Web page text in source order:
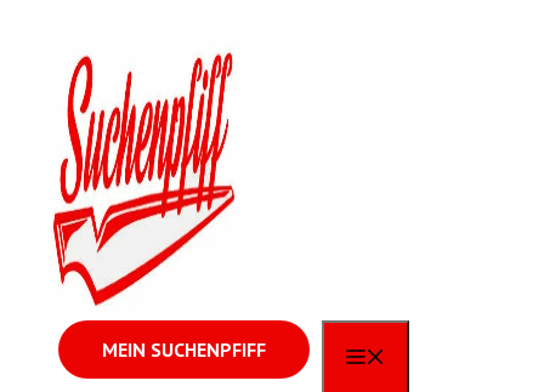
springen
MEIN SUCHENPFIFF